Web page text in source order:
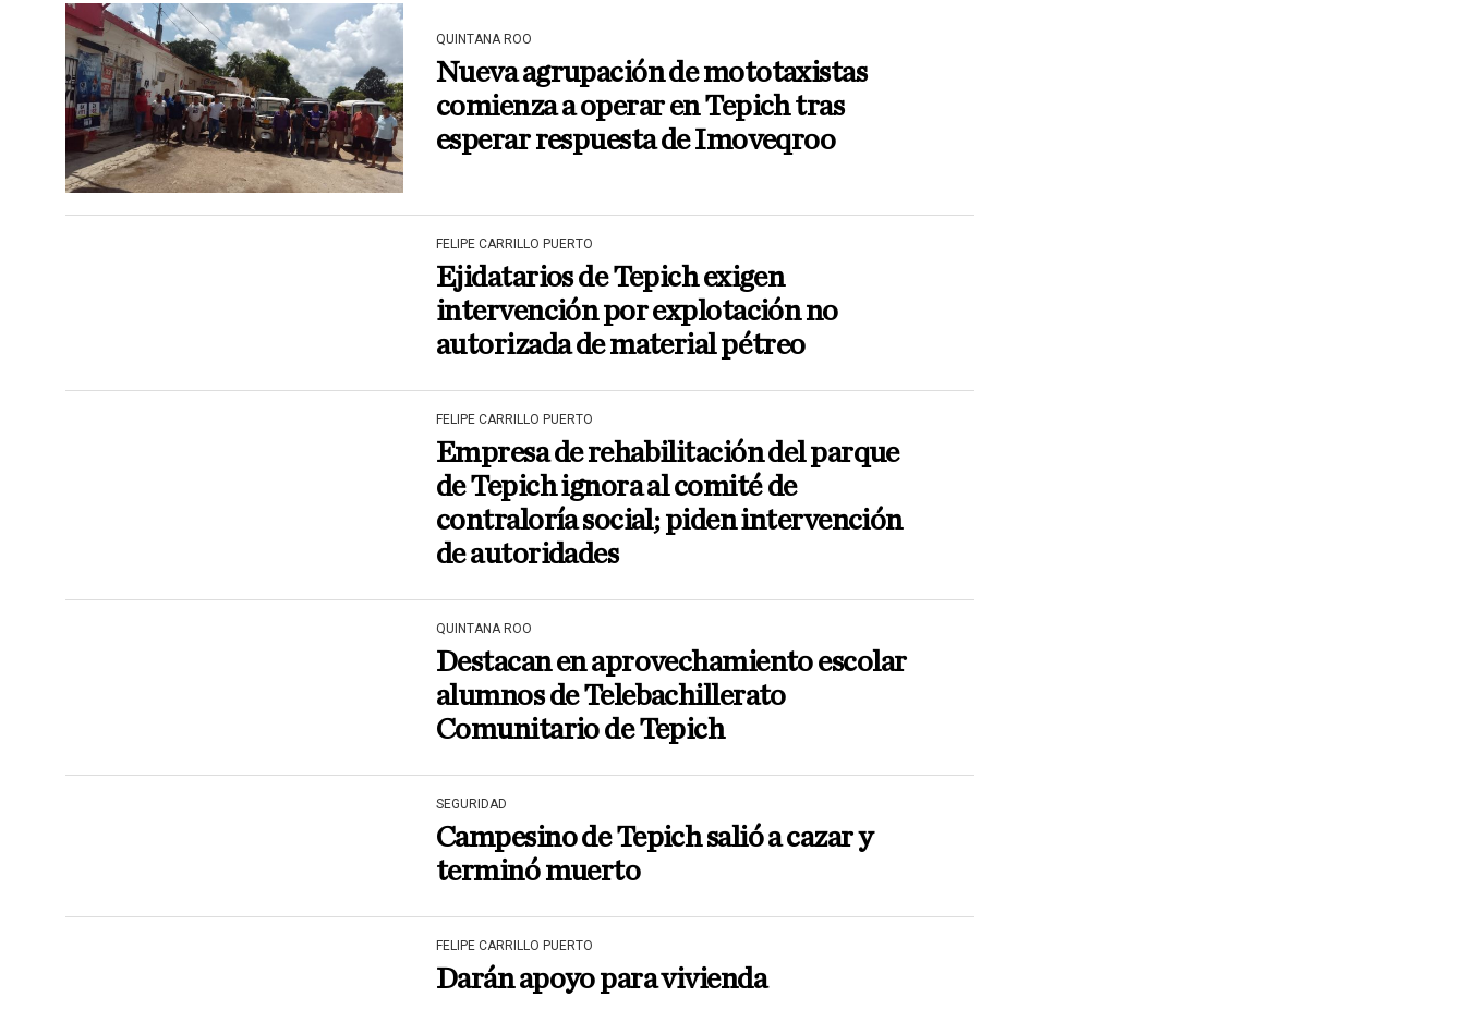
QUINTANA ROO
Nueva agrupación de mototaxistas
comienza a operar en Tepich tras
esperar respuesta de Imoveqroo
FELIPE CARRILLO PUERTO
Ejidatarios de Tepich exigen
intervención por explotación no
autorizada de material pétreo
FELIPE CARRILLO PUERTO
Empresa de rehabilitación del parque
de Tepich ignora al comité de
contraloría social; piden intervención
de autoridades
QUINTANA ROO
Destacan en aprovechamiento escolar
alumnos de Telebachillerato
Comunitario de Tepich
SEGURIDAD
Campesino de Tepich salió a cazar y
terminó muerto
FELIPE CARRILLO PUERTO
Darán apoyo para vivienda